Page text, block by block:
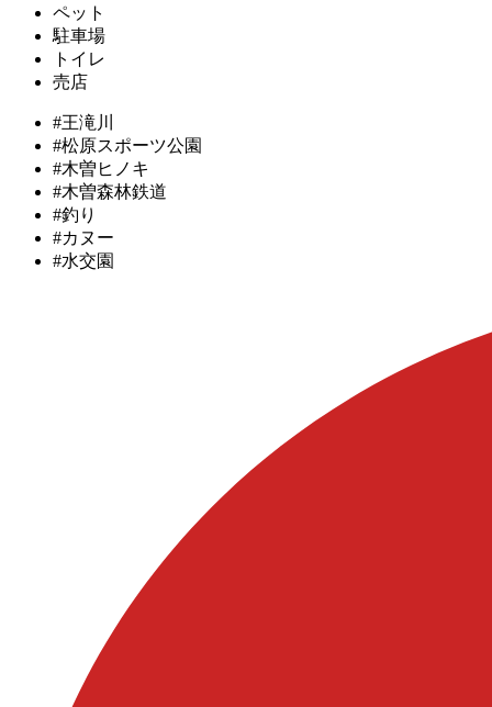
ペット
駐車場
トイレ
売店
#王滝川
#松原スポーツ公園
#木曽ヒノキ
#木曽森林鉄道
#釣り
#カヌー
#水交園